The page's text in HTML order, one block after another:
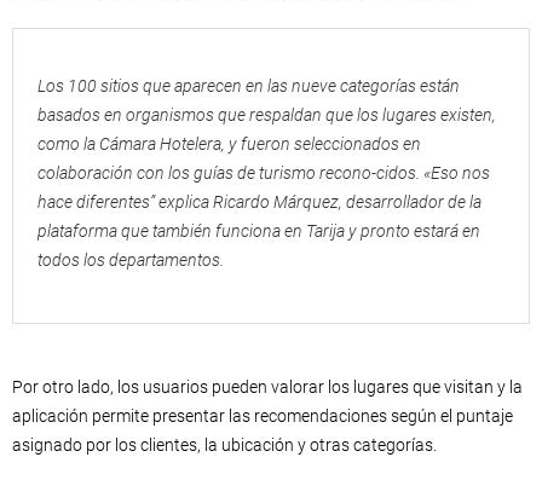
Los 100 sitios que aparecen en las nueve categorías están
basados en organismos que respaldan que los lugares existen,
como la Cámara Hotelera, y fueron seleccionados en
colaboración con los guías de turismo recono-cidos. «Eso nos
hace diferentes” explica Ricardo Márquez, desarrollador de la
plataforma que también funciona en Tarija y pronto estará en
todos los departamentos.
Por otro lado, los usuarios pueden valorar los lugares que visitan y la
aplicación permite presentar las recomendaciones según el puntaje
asignado por los clientes, la ubicación y otras categorías.